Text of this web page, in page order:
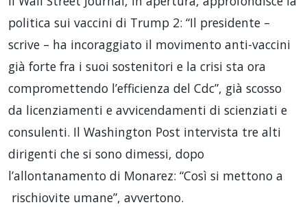
politica sui vaccini di Trump 2: “Il presidente –
scrive – ha incoraggiato il movimento anti-vaccini
già forte fra i suoi sostenitori e la crisi sta ora
compromettendo l’efficienza del Cdc”, già scosso
da licenziamenti e avvicendamenti di scienziati e
consulenti. Il Washington Post intervista tre alti
dirigenti che si sono dimessi, dopo
l’allontanamento di Monarez: “Così si mettono a
rischiovite umane”, avvertono.